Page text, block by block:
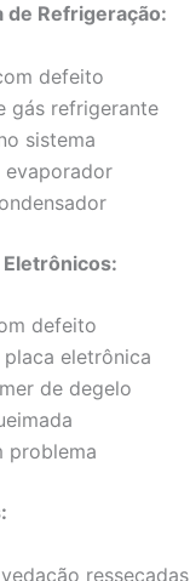
de Refrigeração:
defeito
gás refrigerante
sistema
evaporador
defeito
placa eletrônica
de degelo
problema
ressecadas